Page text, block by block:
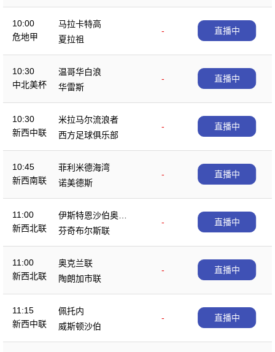
10:00
危地甲
马拉卡特高
-
夏拉祖
直播中
10:30
中北美杯
温哥华白浪
-
华雷斯
直播中
10:30
新西中联
米拉马尔流浪者
-
西方足球俱乐部
直播中
10:45
新西南联
菲利米德海湾
-
诺美德斯
直播中
11:00
新西北联
伊斯特恩沙伯奥克
兰
-
芬奇布尔斯联
直播中
11:00
新西北联
奥克兰联
-
陶朗加市联
直播中
11:15
新西中联
佩托内
-
威斯顿沙伯
直播中